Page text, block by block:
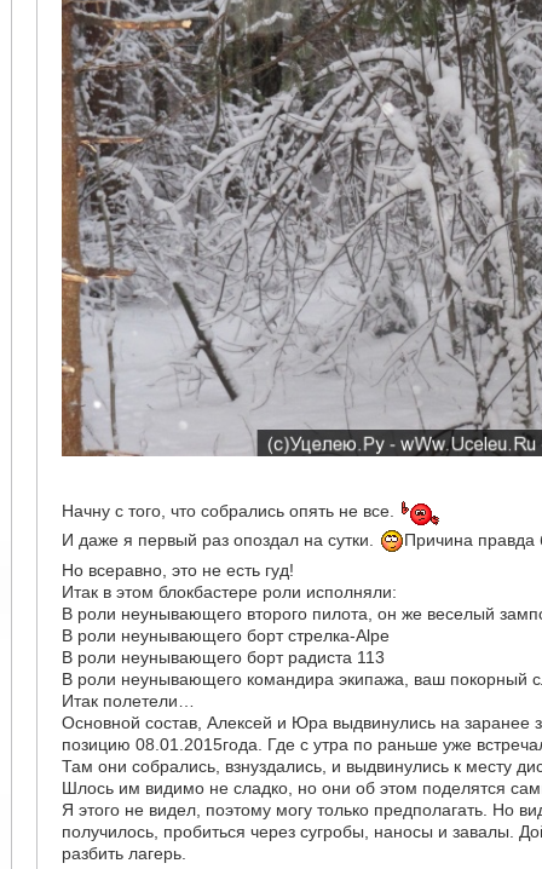
Начну с того, что собрались опять не все.
И даже я первый раз опоздал на сутки.
Причина правда
Но всеравно, это не есть гуд!
Итак в этом блокбастере роли исполняли:
В роли неунывающего второго пилота, он же веселый
В роли неунывающего борт стрелка-Alpe
В роли неунывающего борт радиста 113
В роли неунывающего командира экипажа, ваш покорный
Итак полетели…
Основной состав, Алексей и Юра выдвинулись на заранее
позицию 08.01.2015года. Где с утра по раньше уже
Там они собрались, взнуздались, и выдвинулись к месту
Шлось им видимо не сладко, но они об этом поделятся
Я этого не видел, поэтому могу только предполагать. Но
получилось, пробиться через сугробы, наносы и завалы.
разбить лагерь.